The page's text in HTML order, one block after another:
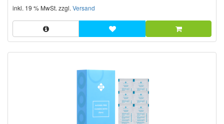
inkl. 19 % MwSt. zzgl. Versand